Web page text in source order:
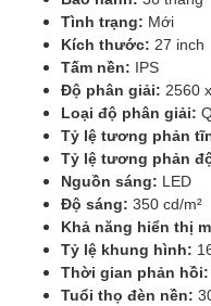
Tình trạng: Mới
Kích thước: 27 inch
Tấm nền: IPS
Độ phân giải: 2560
Loại độ phân giải:
Tỷ lệ tương phản
Tỷ lệ tương phản
Nguồn sáng: LED
Độ sáng: 350 cd/m²
Khả năng hiển thị
Tỷ lệ khung hình:
Thời gian phản hồi:
Tuổi thọ đèn nền: